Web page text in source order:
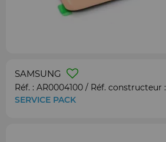
SAMSUNG
Réf. : AR0004100 / Réf. constructeur :
SERVICE PACK